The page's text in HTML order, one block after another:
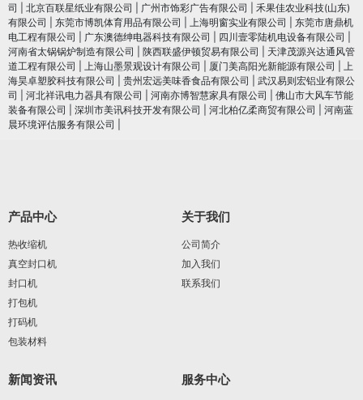
司
北京百联星纸业有限公司 广州市饰彩广告有限公司
禾果佳农业科技(山东)
有限公司
东莞市博凯体育用品有限公司 上海明窗实业有限公司
东莞市唐鼎机
电工程有限公司
广东澳德绅电器科技有限公司 四川壹零陆机电设备有限公司
河南省太锅锅炉制造有限公司
陕西联盛伊顿贸易有限公司
天津茂源兴达通风管
道工程有限公司
上海山墨景观设计有限公司 厦门美高阳光新能源有限公司
上
海昊卓塑胶科技有限公司
贵州宏远美味香食品有限公司
武汉易则宏铝业有限公
司
河北祥讯电力器具有限公司 河南亦博智慧家具有限公司
佛山市大风车节能
装备有限公司
深圳市美讯科技开发有限公司 河北柏亿柔商贸有限公司
河南蓝
晨环境评估服务有限公司
产品中心
热收缩机
真空封口机
封口机
打包机
打码机
包装材料
关于我们
公司简介
加入我们
联系我们
新闻资讯 服务中心